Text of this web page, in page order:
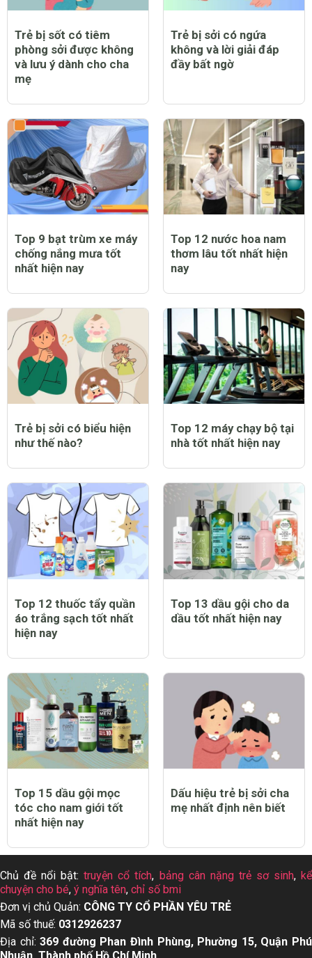
Trẻ bị sốt có tiêm
phòng sởi được không
và lưu ý dành cho cha
mẹ
Trẻ bị sởi có ngứa
không và lời giải đáp
đầy bất ngờ
Top 9 bạt trùm xe máy
chống nắng mưa tốt
nhất hiện nay
Top 12 nước hoa nam
thơm lâu tốt nhất hiện
nay
Trẻ bị sởi có biểu hiện
như thế nào?
Top 12 máy chạy bộ tại
nhà tốt nhất hiện nay
Top 12 thuốc tẩy quần
áo trắng sạch tốt nhất
hiện nay
Top 13 dầu gội cho da
dầu tốt nhất hiện nay
Top 15 dầu gội mọc
tóc cho nam giới tốt
nhất hiện nay
Dấu hiệu trẻ bị sởi cha
mẹ nhất định nên biết
Chủ đề nổi bật:truyện cổ tích, bảng cân nặng trẻ sơ sinh, kể
chuyện cho bé, ý nghĩa tên, chỉ số bmi
Đơn vị chủ Quản: CÔNG TY CỔ PHẦN YÊU TRẺ
Mã số thuế: 0312926237
Địa chỉ:369 đường Phan Đình Phùng, Phường 15, Quận Phú